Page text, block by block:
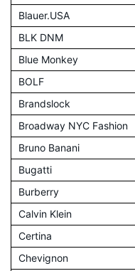
Blauer.USA
BLK DNM
Blue Monkey
BOLF
Brandslock
Broadway NYC Fashion
Bruno Banani
Bugatti
Burberry
Calvin Klein
Certina
Chevignon